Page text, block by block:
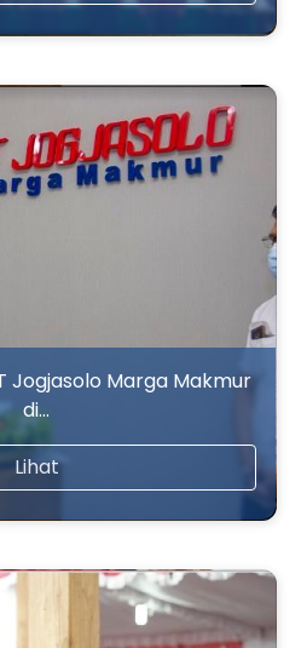
Jogjasolo Marga Makmur
di…
Lihat